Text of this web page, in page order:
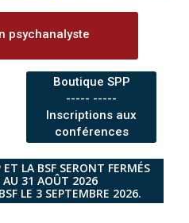
psychanalyste
Boutique SPP
----- -----
Inscriptions aux
conférences
ET LA BSF SERONT FERMÉS
AU 31 AOÛT 2026
LE 3 SEPTEMBRE 2026.